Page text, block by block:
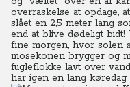
overraskelse at opdage,
slået en 2,5 meter lang
end at blive dødeligt
fine morgen, hvor solen
mosekonen brygger og
fugleflokke lavt over
har igen en lang